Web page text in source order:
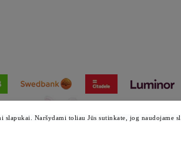
slapukai. Naršydami toliau Jūs sutinkate, jog naudojame
© 2026 - Visos teisės saugomos